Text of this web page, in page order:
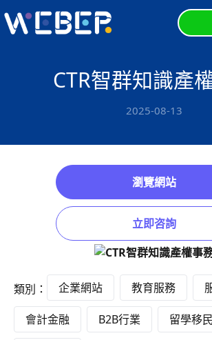
CTR智群知識產
2025-08-13
瀏覽網站
立即咨詢
類別： 企業網站 教育服務
會計金融 B2B行業 留學移民